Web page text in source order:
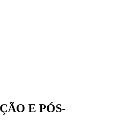
E PÓS-